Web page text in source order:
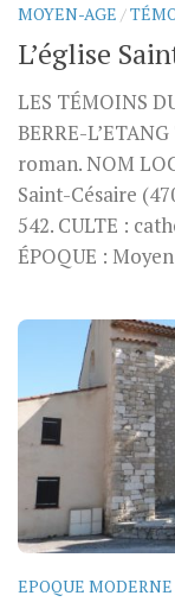
MOYEN-AGE /
L’église
LES TÉMOINS
BERRE-
roman. NOM
Saint-Césaire
542. CULTE :
ÉPOQUE :
EPOQUE MODERNE